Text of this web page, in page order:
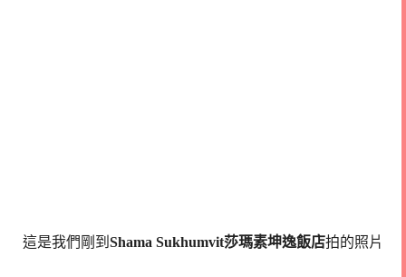
這是我們剛到 Shama Sukhumvit莎瑪素坤逸飯店拍的照片